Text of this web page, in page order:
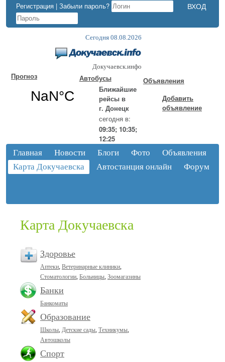
Регистрация | Забыли пароль?
Сегодня 08.08.2026
Докучаевск.инфо
Прогноз
Автобусы
Ближайшие
рейсы в
г. Донецк
сегодня в:
09:35; 10:35;
12:25
Объявления
Добавить
объявление
Главная Новости Блоги Фото
Объявления
Карта Докучаевска
Автостанция онлайн Форум
Карта Докучаевска
Здоровье
Аптеки, Ветеринарные клиники,
Стоматологии, Больницы, Зоомагазины
Банки
Банкоматы
Образование
Школы, Детские сады, Техникумы,
Автошколы
Спорт